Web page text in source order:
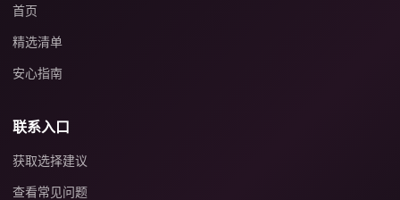
首页
精选清单
安心指南
联系入口
获取选择建议
查看常见问题